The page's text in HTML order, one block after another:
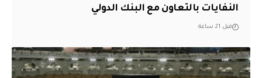
النفايات بالتعاون مع البنك الدولي
قبل 21 ساعة